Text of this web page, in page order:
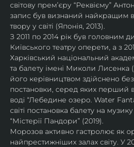
світову прем’єру “Реквієму”
запис був визнаний найкращим
твору у світі (Японія, 2013).
З 2011 по 2014 рік був головним
Київського театру оперети, а з
Харківський національний
та балету імені Миколи Лисенка
його керівництвом здійснено
постановки, серед яких перший в
воді “Лебедине озеро. Water
світі постановка балету на
“Містерії Пандори” (2019).
Морозов активно гастролює як
найпрестижніших залах світу. У